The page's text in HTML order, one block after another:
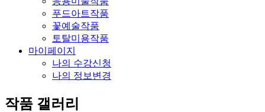
푸드아트작품
꽃예술작품
토탈미용작품
마이페이지
나의 수강신청
나의 정보변경
작품 갤러리